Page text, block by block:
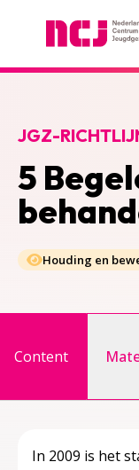
5
JGZ-
Houding en
Content
In 2009 is het